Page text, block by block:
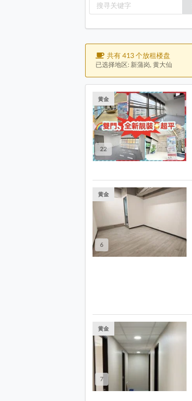
共有 413 个放租楼盘
已选择地区: 新蒲岗, 黄大仙
22
黄金
6
黄金
7
黄金